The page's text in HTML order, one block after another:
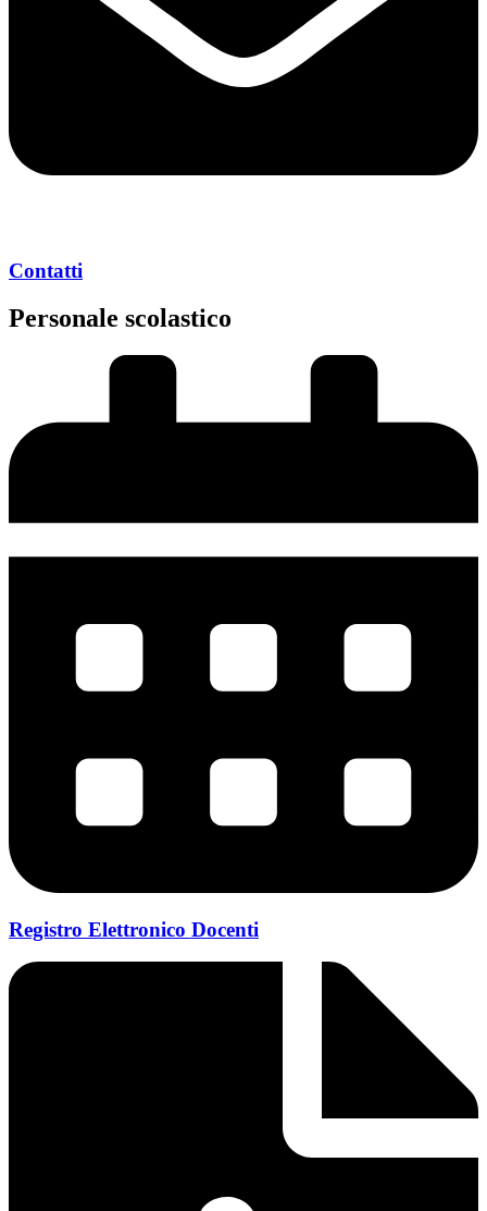
Contatti
Personale scolastico
Registro Elettronico Docenti